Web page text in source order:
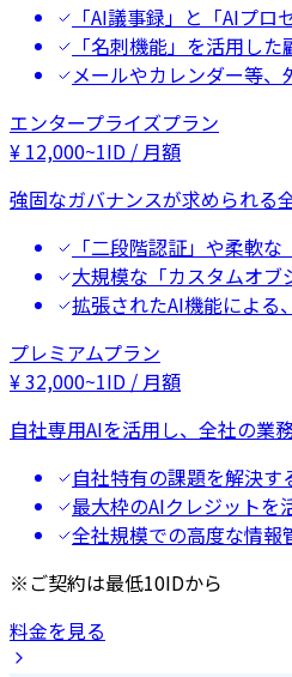
「AI議事録」と「AIプ
「名刺機能」を活用し
メールやカレンダー等
エンタープライズプラン
¥ 12,000~1ID / 月額
強固なガバナンスが求められる
「二段階認証」や柔軟
大規模な「カスタムオ
拡張されたAI機能による
プレミアムプラン
¥32,000~1ID / 月額
自社専用AIを活用し、全社の業
自社特有の課題を解決
最大枠のAIクレジットを
全社規模での高度な情
※ご契約は最低10IDから
料金を見る